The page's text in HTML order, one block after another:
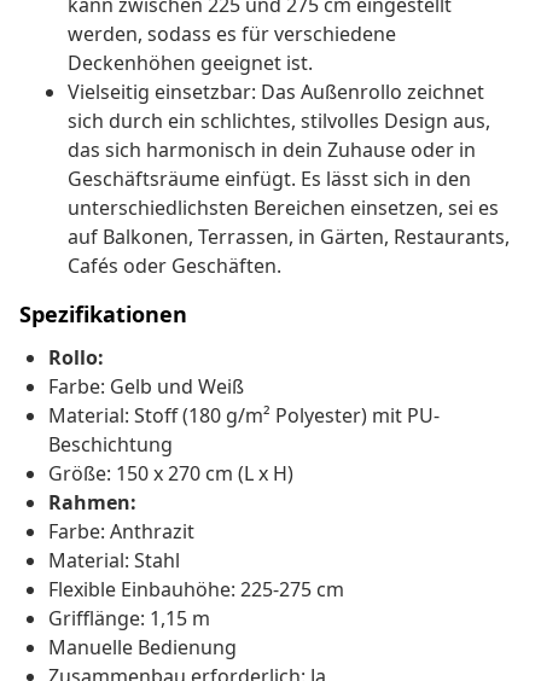
werden, sodass es für verschiedene
Deckenhöhen geeignet ist.
Vielseitig einsetzbar: Das Außenrollo zeichnet
sich durch ein schlichtes, stilvolles Design aus,
das sich harmonisch in dein Zuhause oder in
Geschäftsräume einfügt. Es lässt sich in den
unterschiedlichsten Bereichen einsetzen, sei es
auf Balkonen, Terrassen, in Gärten, Restaurants,
Cafés oder Geschäften.
Spezifikationen
Rollo:
Farbe: Gelb und Weiß
Material: Stoff (180 g/m² Polyester) mit PU-
Beschichtung
Größe: 150 x 270 cm (L x H)
Rahmen:
Farbe: Anthrazit
Material: Stahl
Flexible Einbauhöhe: 225-275 cm
Grifflänge: 1,15 m
Manuelle Bedienung